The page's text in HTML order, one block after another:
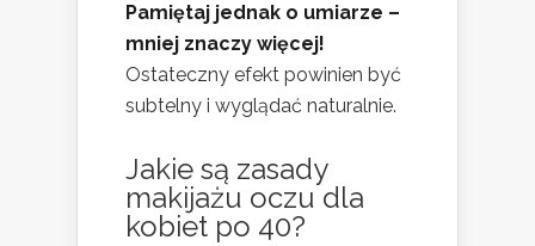
Pamiętaj jednak o umiarze –
mniej znaczy więcej!
Ostateczny efekt powinien być
subtelny i wyglądać naturalnie.
Jakie są zasady
makijażu oczu dla
kobiet po 40?